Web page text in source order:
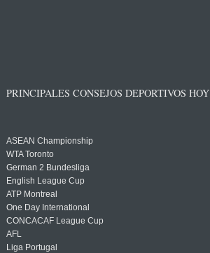
PRINCIPALES CONSEJOS DEPORTIVOS HOY
ASEAN Championship
WTA Toronto
German 2 Bundesliga
English League Cup
ATP Montreal
One Day International
CONCACAF League Cup
AFL
Liga Portugal